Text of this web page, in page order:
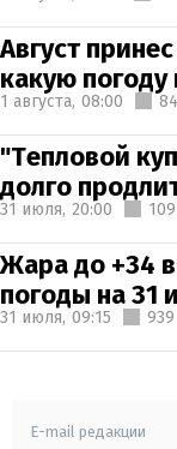
Август
какую
1 августа, 08:00
"Тепловой
долго
31 июля, 20:00
Жара до +34
погоды на 31
31 июля, 09:15 939
E-mail редакции